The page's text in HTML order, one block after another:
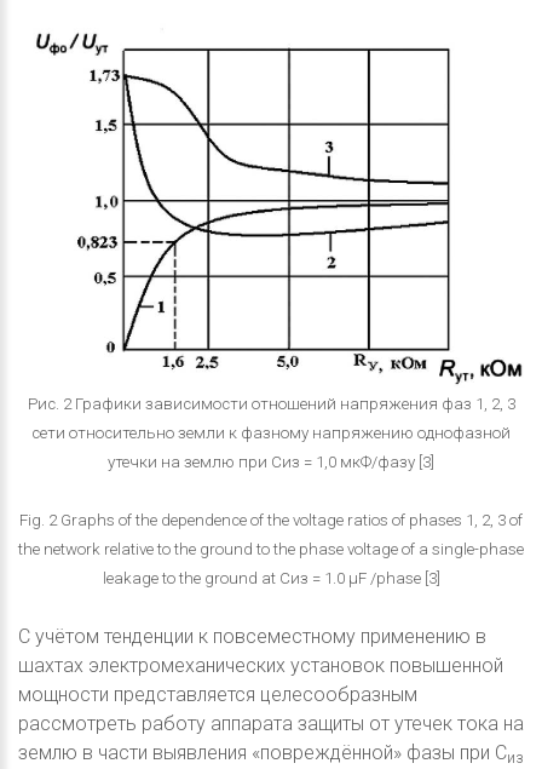
Рис. 2 Графики зависимости отношений напряжения фаз 1, 2, 3
сети относительно земли к фазному напряжению однофазной
утечки на землю при Сиз = 1,0 мкФ/фазу [3]
Fig. 2 Graphs of the dependence of the voltage ratios of phases 1, 2, 3 of
the network relative to the ground to the phase voltage of a single-phase
leakage to the ground at Сиз = 1.0 μF /phase [3]
С учётом тенденции к повсеместному применению в
шахтах электромеханических установок повышенной
мощности представляется целесообразным
рассмотреть работу аппарата защиты от утечек тока на
землю в части выявления «повреждённой» фазы при Сиз